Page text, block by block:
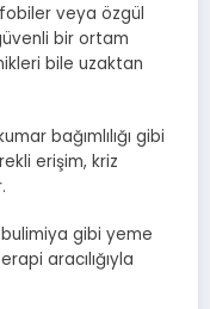
veya özgül
bir ortam
bile uzaktan
bağımlılığı gibi
erişim, kriz
bulimiya gibi yeme
aracılığıyla